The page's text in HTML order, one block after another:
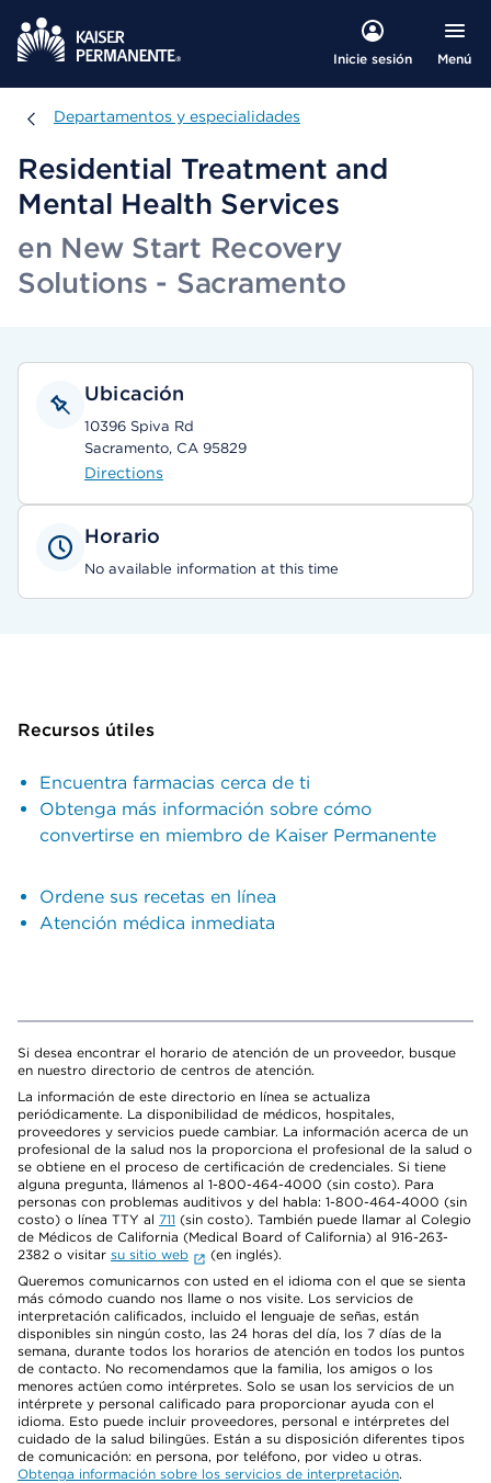
Inicie sesión Menú
Departamentos y especialidades
Departamentos y especialidades
Residential Treatment and
Mental Health Services
en New Start Recovery
Solutions - Sacramento
Ubicación
10396 Spiva Rd
Sacramento, CA 95829
Directions
Horario
No available information at this time
Recursos útiles
Encuentra farmacias cerca de ti
Obtenga más información sobre cómo
convertirse en miembro de Kaiser Permanente
Ordene sus recetas en línea
Atención médica inmediata
Si desea encontrar el horario de atención de un proveedor, busque
en nuestro directorio de centros de atención.
La información de este directorio en línea se actualiza
periódicamente. La disponibilidad de médicos, hospitales,
proveedores y servicios puede cambiar. La información acerca de un
profesional de la salud nos la proporciona el profesional de la salud o
se obtiene en el proceso de certificación de credenciales. Si tiene
alguna pregunta, llámenos al 1-800-464-4000 (sin costo). Para
personas con problemas auditivos y del habla: 1-800-464-4000 (sin
costo) o línea TTY al 711 (sin costo). También puede llamar al Colegio
de Médicos de California (Medical Board of California) al 916-263-
2382 o visitar su sitio web
(en inglés).
Queremos comunicarnos con usted en el idioma con el que se sienta
más cómodo cuando nos llame o nos visite. Los servicios de
interpretación calificados, incluido el lenguaje de señas, están
disponibles sin ningún costo, las 24 horas del día, los 7 días de la
semana, durante todos los horarios de atención en todos los puntos
de contacto. No recomendamos que la familia, los amigos o los
menores actúen como intérpretes. Solo se usan los servicios de un
intérprete y personal calificado para proporcionar ayuda con el
idioma. Esto puede incluir proveedores, personal e intérpretes del
cuidado de la salud bilingües. Están a su disposición diferentes tipos
de comunicación: en persona, por teléfono, por video u otras.
Obtenga información sobre los servicios de interpretación.